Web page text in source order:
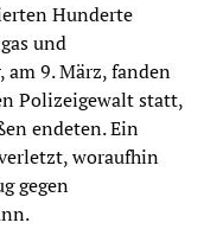
Hunderte
und
am 9. März, fanden
Polizeigewalt statt,
endeten. Ein
woraufhin
gegen